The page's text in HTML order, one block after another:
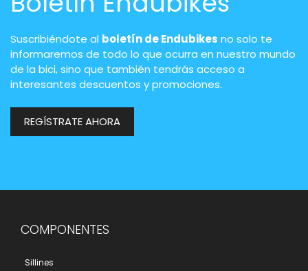
Suscribiéndote al boletín de Endubikes no solo te
informaremos de todo lo que ocurra en nuestro mundo
de la bici, sino que también tendrás acceso a
interesantes descuentos y promociones.
REGÍSTRATE AHORA
COMPONENTES
Sillines